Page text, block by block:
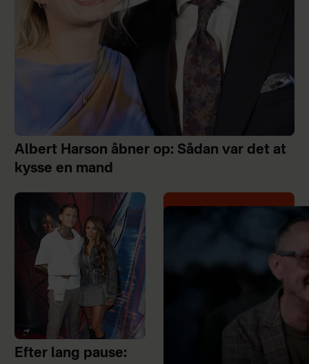
Albert Harson åbner op: Sådan var det at
kysse en mand
Efter lang pause: